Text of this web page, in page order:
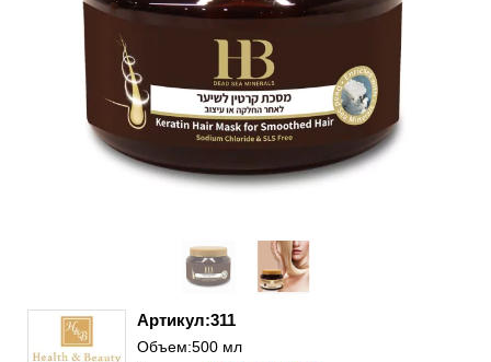
Артикул:311
Объем:500 мл